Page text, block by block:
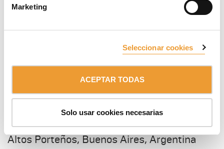
Marketing
Seleccionar cookies
ACEPTAR TODAS
Solo usar cookies necesarias
Altos Porteños, Buenos Aires, Argentina